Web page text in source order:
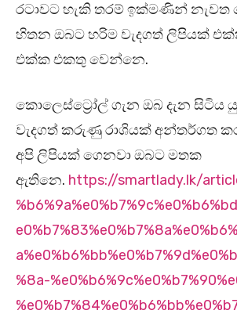
රටාවට හැකි තරම් ඉක්මණින්
හිතන ඔබට හරිම වැදගත් ලිපියක්
එක්ක එකතු වෙන්නෙ.
කොලෙස්ට්‍රෝල් ගැන ඔබ දැන සිටිය
වැදගත් කරුණු රාශියක් අන්තර්ගත
අපි ලිපියක් ගෙනවා ඔබට මතක
ඇතිනෙ. https://smartlady.lk/
%8a-